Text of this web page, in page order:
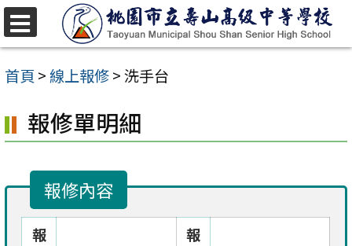
跳
至
主
內
容
首頁 >線上報修>洗手台
報修單明細
報修內容
報
報
選
單